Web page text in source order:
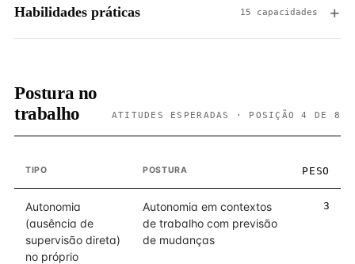
Habilidades práticas 15 capacidades
Postura no
trabalho
ATITUDES ESPERADAS · POSIÇÃO 4 DE 8
TIPO POSTURA PESO
Autonomia
(ausência de
supervisão direta)
no próprio
Autonomia em contextos
de trabalho com previsão
de mudanças
3